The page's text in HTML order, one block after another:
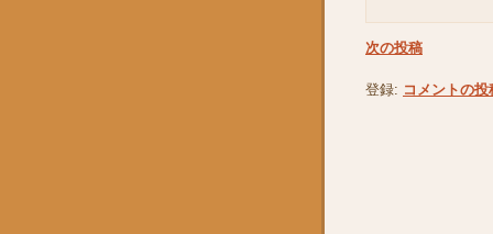
次の投稿
登録: コメントの